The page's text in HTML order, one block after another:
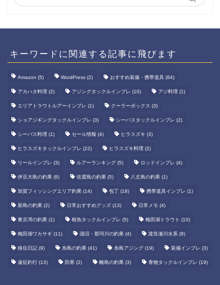
キーワードに関連する記事に飛びます
Amazon (5) WordPress (2) おすすめ装備・携帯道具 (84)
アカハタ料理 (2) アジングタックルインプレ (10) アジ料理 (1)
エリアトラウトルアーインプレ (1) クーラーボックス (3)
ショアジギングタックルインプレ (3) シーバスタックルインプレ (2)
シーバス料理 (1) セール情報 (4) ヒラスズキ (3)
ヒラスズキタックルインプレ (22) ヒラスズキ料理 (2)
リールインプレ (3) ルアーランキング (5) ロッドインプレ (4)
伊豆大島の釣果 (8) 佐渡島の釣果 (5) 八丈島の釣果 (1)
加賀フィッシングエリア釣果 (14) 包丁 (18) 携帯道具インプレ (1)
新島の釣果 (2) 日常おすすめグッズ (13) 日常メモ (4)
東京湾の釣果 (1) 根魚タックルインプレ (5) 梅田湖トラウト (10)
梅田湖ワカサギ (11) 涸沼・那珂川の釣果 (4) 渡良瀬川水系 (9)
移住日記 (9) 糸島の釣果 (41) 糸島アジング (19) 装備インプレ (3)
遠征釣行 (13) 防寒 (2) 離島の釣果 (3) 青物タックルインプレ (19)